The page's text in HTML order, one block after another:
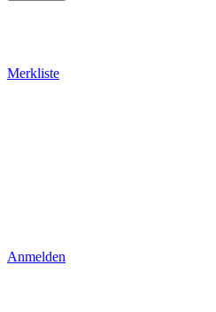
Merkliste
Anmelden